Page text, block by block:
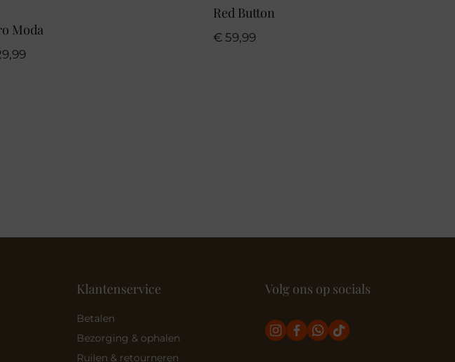
Moda
Red Button
€59,99
Klantenservice
Betalen
Bezorging & ophalen
Ruilen & retourneren
Volg ons op socials